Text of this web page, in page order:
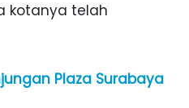
kotanya telah
Plaza Surabaya